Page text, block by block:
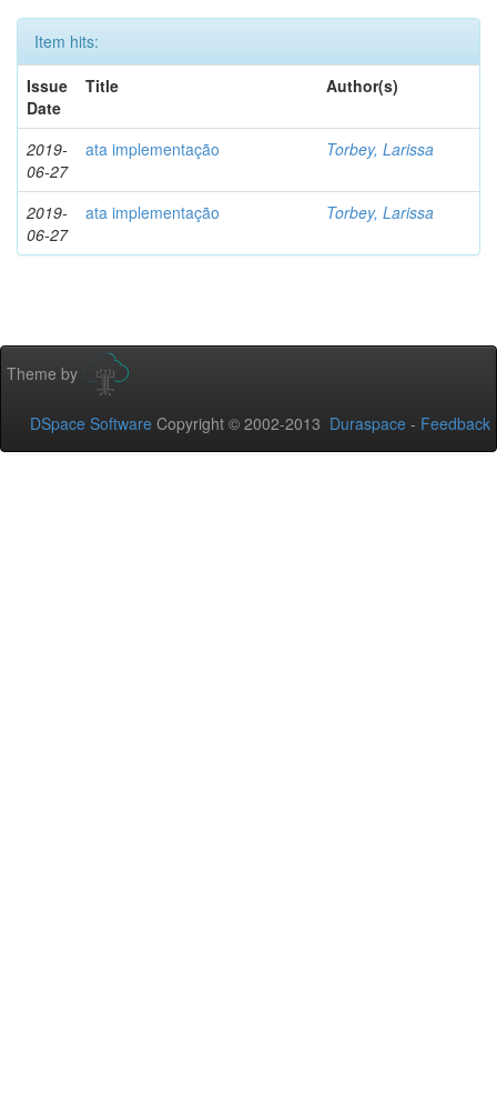
Item hits:
Issue
Date
Title Author(s)
2019-
06-27
ata implementação Torbey, Larissa
2019-
06-27
ata implementação Torbey, Larissa
Theme by
DSpace Software Copyright © 2002-2013 Duraspace - Feedback